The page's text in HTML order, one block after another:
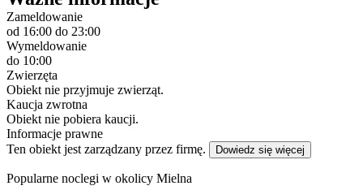
Zameldowanie
od 16:00 do 23:00
Wymeldowanie
do 10:00
Zwierzęta
Obiekt nie przyjmuje zwierząt.
Kaucja zwrotna
Obiekt nie pobiera kaucji.
Informacje prawne
Ten obiekt jest zarządzany przez firmę.
Dowiedz się więcej
Popularne noclegi w okolicy Mielna